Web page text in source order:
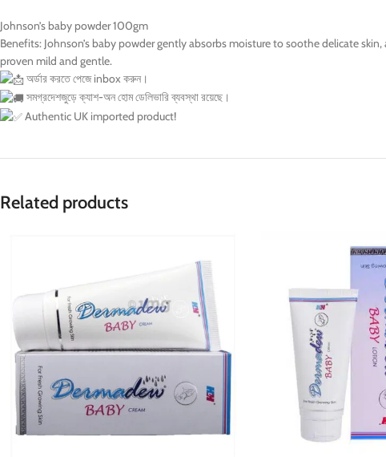
Johnson’s baby powder 100gm
Benefits: Johnson’s baby powder gently absorbs moisture to soothe delicate
proven mild and gentle.
অর্ডার করতে পেজে inbox করুন।
সমগ্রদেশজুড়ে ক্যাশ-অন হোম ডেলিভারি ব্যবস্থা রয়েছে।
Authentic UK imported product!
Related products